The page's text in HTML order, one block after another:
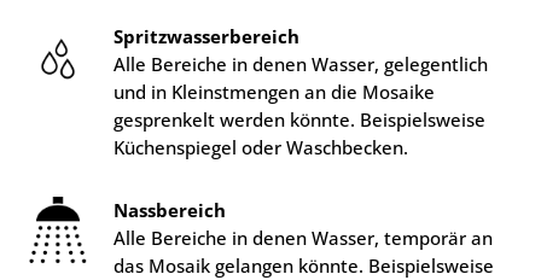
Spritzwasserbereich
Alle Bereiche in denen Wasser, gelegentlich
und in Kleinstmengen an die Mosaike
gesprenkelt werden könnte. Beispielsweise
Küchenspiegel oder Waschbecken.
Nassbereich
Alle Bereiche in denen Wasser, temporär an
das Mosaik gelangen könnte. Beispielsweise